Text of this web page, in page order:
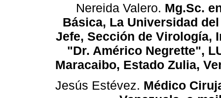
Nereida Valero. Mg.Sc.
Básica, La Universidad
Jefe, Sección de Virología,
"Dr. Américo Negrette",
Maracaibo, Estado Zulia,
Jesús Estévez. Médico